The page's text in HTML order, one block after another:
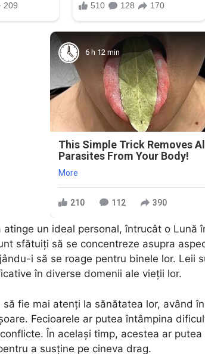
6 h 12 min
This Simple Trick Removes All
Parasites From Your Body!
More
210 112 390
atinge un ideal personal, întrucât o Lună
sfătuiți să se concentreze asupra
i să se roage pentru binele lor. Leii
în diverse domenii ale vieții lor.
fie mai atenți la sănătatea lor, având
Fecioarele ar putea întâmpina
În același timp, acestea ar
a susține pe cineva drag.